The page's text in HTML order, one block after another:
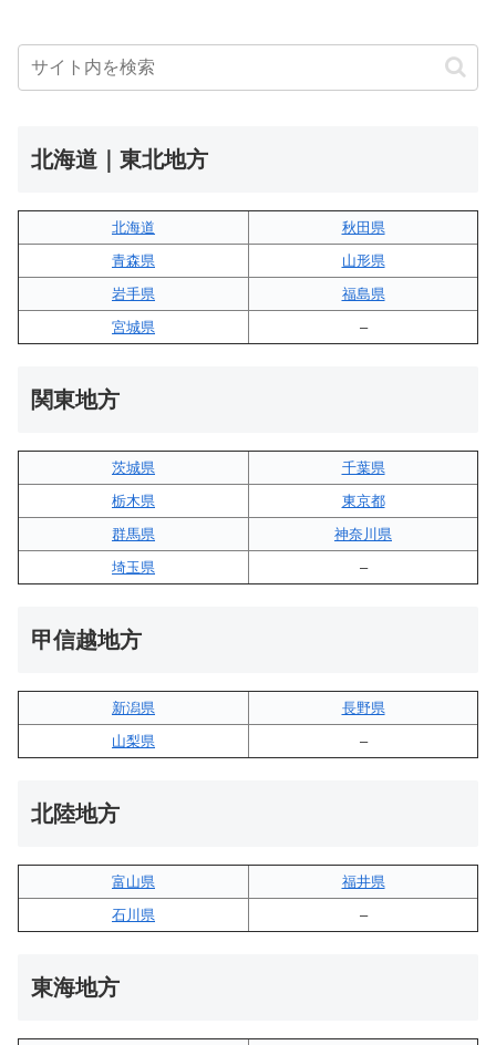
北海道｜東北地方
北海道
秋田県
青森県
山形県
岩手県
福島県
宮城県
–
関東地方
茨城県
千葉県
栃木県
東京都
群馬県
神奈川県
埼玉県
–
甲信越地方
新潟県
長野県
山梨県
–
北陸地方
富山県
福井県
石川県
–
東海地方